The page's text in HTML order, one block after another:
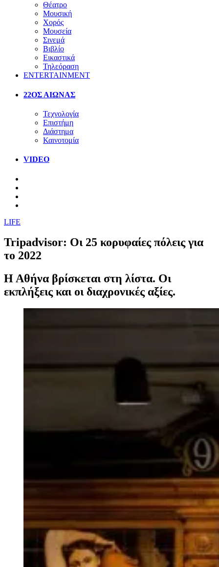
Θέατρο
Μουσική
Χορός
Μουσεία
Σινεμά
Βιβλίο
Εικαστικά
Τηλεόραση
ENTERTAINMENT
22ΟΣ ΑΙΩΝΑΣ
Τεχνολογία
Επιστήμη
Διάστημα
Καινοτομία
VIDEO
LIFE
Tripadvisor: Οι 25 κορυφαίες πόλεις για
το 2022
Η Αθήνα βρίσκεται στη λίστα. Οι
εκπλήξεις και οι διαχρονικές αξίες.